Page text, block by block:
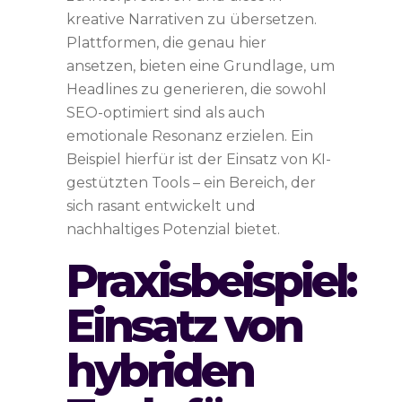
kreative Narrativen zu übersetzen.
Plattformen, die genau hier
ansetzen, bieten eine Grundlage, um
Headlines zu generieren, die sowohl
SEO-optimiert sind als auch
emotionale Resonanz erzielen. Ein
Beispiel hierfür ist der Einsatz von KI-
gestützten Tools – ein Bereich, der
sich rasant entwickelt und
nachhaltiges Potenzial bietet.
Praxisbeispiel:
Einsatz von
hybriden